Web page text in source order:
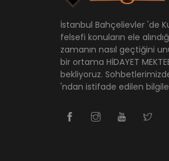
İstanbul Bahçelievler 'de
felsefi konuların ele
zamanın nasıl geçtiğini
bir ortama HİDAYET
bekliyoruz.
'ndan istifade edilen